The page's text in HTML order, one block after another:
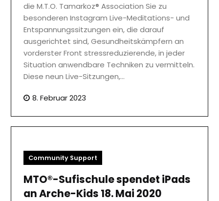
die M.T.O. Tamarkoz® Association Sie zu
besonderen Instagram Live-Meditations- und
Entspannungssitzungen ein, die darauf
ausgerichtet sind, Gesundheitskämpfern an
vorderster Front stressreduzierende, in jeder
Situation anwendbare Techniken zu vermitteln.
Diese neun Live-Sitzungen,…
8. Februar 2023
Community Support
MTO®-Sufischule spendet iPads
an Arche-Kids 18. Mai 2020